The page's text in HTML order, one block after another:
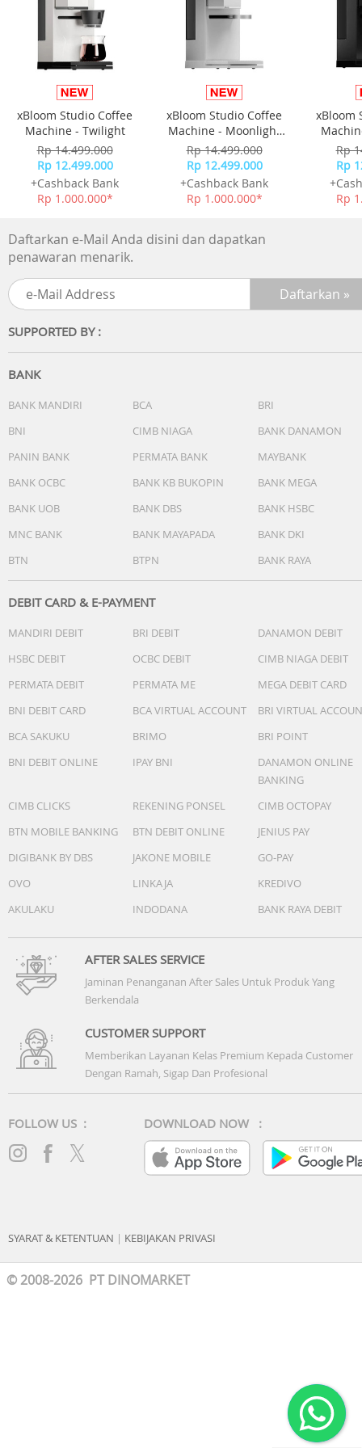
mouse sudah berada di genggaman.
Syarat : Smart TV harus mendukung koneksi Bluetooth
Dengan ukurannya yang mungil, keyboard bluetooth
ini sangat praktis dan mudah untuk dibawa ke mana saja
Baterai hanya untuk tes nyala atau tidak.
Kita tidak ada garansi untuk bateray
xBloom Studio Coffee
Machine - Twilight
Rp 14.499.000
Rp 12.499.000
+Cashback Bank
Rp 1.000.000*
xBloom Studio Coffee
Machine - Moonlight
White
Rp 14.499.000
Rp 12.499.000
+Cashback Bank
Rp 1.000.000*
xBloom
Rp
Rp
Rp
Daftarkan e-Mail Anda disini dan dapatkan
penawaran menarik.
SUPPORTED BY :
BANK
BANK MANDIRI BCA
BRI
BNI
CIMB NIAGA
BANK DANAMON
PANIN BANK
PERMATA BANK
MAYBANK
BANK OCBC
BANK KB BUKOPIN
BANK MEGA
BANK UOB
BANK DBS
BANK HSBC
MNC BANK
BANK MAYAPADA
BANK DKI
BTN
BTPN BANK RAYA
DEBIT CARD & E-PAYMENT
MANDIRI DEBIT BRI DEBIT
DANAMON DEBIT
HSBC DEBIT
OCBC DEBIT
CIMB NIAGA DEBIT
PERMATA DEBIT
PERMATA ME
MEGA DEBIT CARD
BNI DEBIT CARD
BCA VIRTUAL ACCOUNT
BRI VIRTUAL
BCA SAKUKU
BRIMO
BRI POINT
BNI DEBIT ONLINE
IPAY BNI
DANAMON ONLINE
BANKING
CIMB CLICKS
REKENING PONSEL
CIMB OCTOPAY
BTN MOBILE BANKING
BTN DEBIT ONLINE
JENIUS PAY
DIGIBANK BY DBS
JAKONE MOBILE
GO-PAY
OVO
LINKAJA
KREDIVO
AKULAKU
INDODANA BANK RAYA DEBIT
AFTER SALES SERVICE
Jaminan Penanganan After Sales Untuk Produk Yang
Berkendala
CUSTOMER SUPPORT
Memberikan Layanan Kelas Premium Kepada Customer
Dengan Ramah, Sigap Dan Profesional
FOLLOW US : DOWNLOAD NOW :
SYARAT & KETENTUAN | KEBIJAKAN PRIVASI
© 2008-2026 PT DINOMARKET